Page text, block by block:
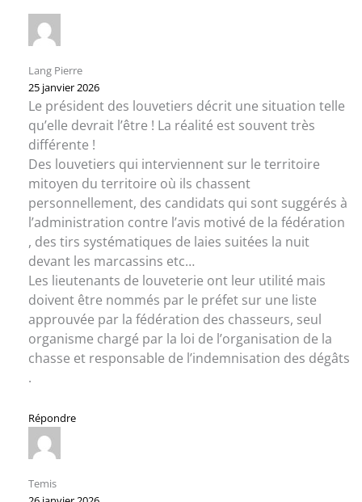
Lang Pierre
25 janvier 2026
Le président des louvetiers décrit une situation telle
qu’elle devrait l’être ! La réalité est souvent très
différente !
Des louvetiers qui interviennent sur le territoire
mitoyen du territoire où ils chassent
personnellement, des candidats qui sont suggérés à
l’administration contre l’avis motivé de la fédération
, des tirs systématiques de laies suitées la nuit
devant les marcassins etc…
Les lieutenants de louveterie ont leur utilité mais
doivent être nommés par le préfet sur une liste
approuvée par la fédération des chasseurs, seul
organisme chargé par la loi de l’organisation de la
chasse et responsable de l’indemnisation des dégâts
.
Répondre
Temis